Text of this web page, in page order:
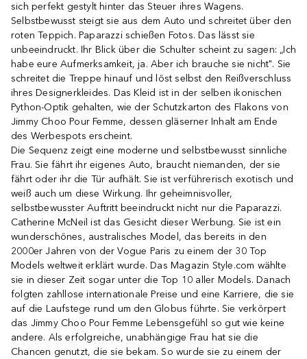
sich perfekt gestylt hinter das Steuer ihres Wagens.
Selbstbewusst steigt sie aus dem Auto und schreitet über den
roten Teppich. Paparazzi schießen Fotos. Das lässt sie
unbeeindruckt. Ihr Blick über die Schulter scheint zu sagen: „Ich
habe eure Aufmerksamkeit, ja. Aber ich brauche sie nicht". Sie
schreitet die Treppe hinauf und löst selbst den Reißverschluss
ihres Designerkleides. Das Kleid ist in der selben ikonischen
Python-Optik gehalten, wie der Schutzkarton des Flakons von
Jimmy Choo Pour Femme, dessen gläserner Inhalt am Ende
des Werbespots erscheint.
Die Sequenz zeigt eine moderne und selbstbewusst sinnliche
Frau. Sie fährt ihr eigenes Auto, braucht niemanden, der sie
fährt oder ihr die Tür aufhält. Sie ist verführerisch exotisch und
weiß auch um diese Wirkung. Ihr geheimnisvoller,
selbstbewusster Auftritt beeindruckt nicht nur die Paparazzi.
Catherine McNeil ist das Gesicht dieser Werbung. Sie ist ein
wunderschönes, australisches Model, das bereits in den
2000er Jahren von der Vogue Paris zu einem der 30 Top
Models weltweit erklärt wurde. Das Magazin Style.com wählte
sie in dieser Zeit sogar unter die Top 10 aller Models. Danach
folgten zahllose internationale Preise und eine Karriere, die sie
auf die Laufstege rund um den Globus führte. Sie verkörpert
das Jimmy Choo Pour Femme Lebensgefühl so gut wie keine
andere. Als erfolgreiche, unabhängige Frau hat sie die
Chancen genutzt, die sie bekam. So wurde sie zu einem der